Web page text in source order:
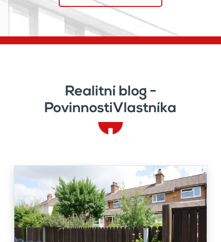
Realitní blog -
PovinnostiVlastníka